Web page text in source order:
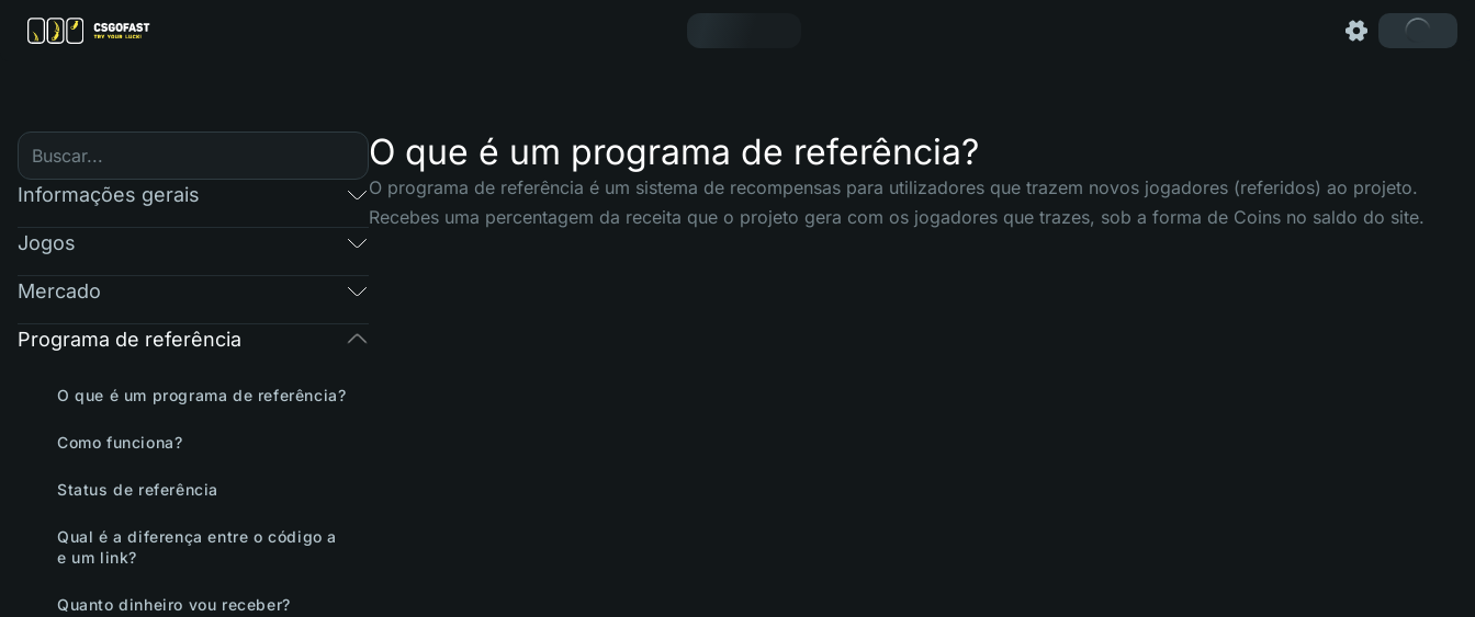
Informações gerais
Jogos
Mercado
Programa de referência
O que é um programa de referência?
Como funciona?
Status de referência
Qual é a diferença entre o código a
e um link?
Quanto dinheiro vou receber?
O que é um programa de referência?
O programa de referência é um sistema de recompensas para utilizadores que trazem novos jogadores (referidos) ao projeto.
Recebes uma percentagem da receita que o projeto gera com os jogadores que trazes, sob a forma de Coins no saldo do site.